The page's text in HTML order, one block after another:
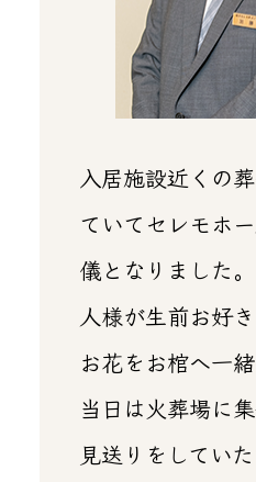
入居施設近くの
ていてセレモホ
儀となりました
人様が生前お好
お花をお棺へ一
当日は火葬場に
見送りをしてい